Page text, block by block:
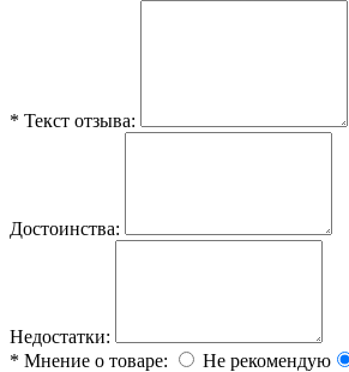
* Текст отзыва:
Достоинства:
Недостатки:
* Мнение о товаре: Не рекомендую